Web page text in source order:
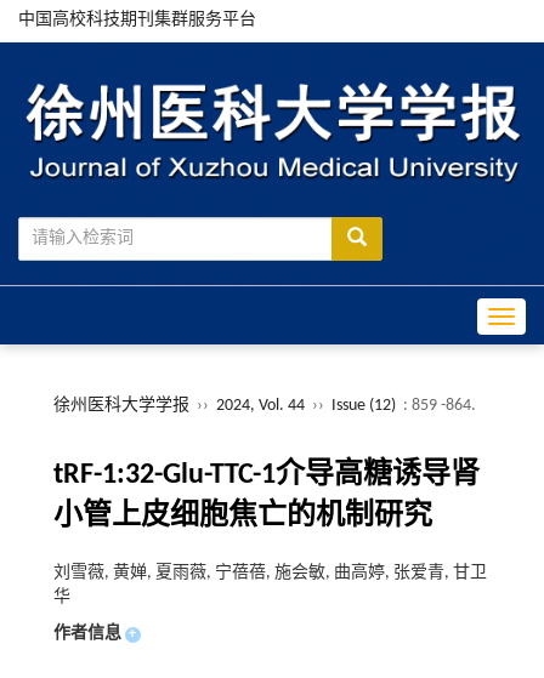
中国高校科技期刊集群服务平台
徐州医科大学学报 ›› 2024, Vol. 44 ›› Issue (12) : 859 -864.
tRF-1:32-Glu-TTC-1介导高糖诱导肾
小管上皮细胞焦亡的机制研究
刘雪薇, 黄婵, 夏雨薇, 宁蓓蓓, 施会敏, 曲高婷, 张爱青, 甘卫
华
作者信息 +